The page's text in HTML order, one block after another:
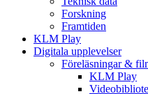
Forskning
Framtiden
KLM Play
Digitala upplevelser
Föreläsningar &
KLM Play